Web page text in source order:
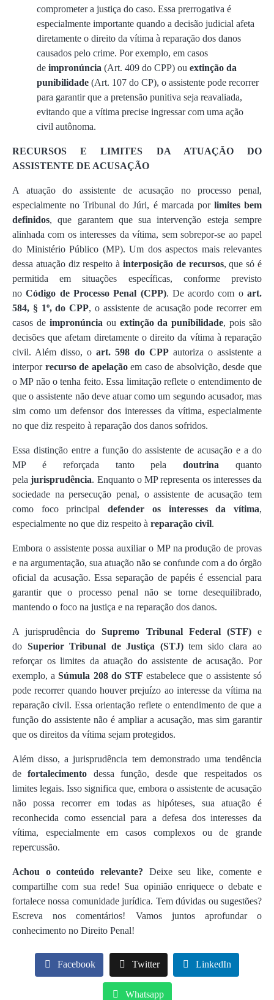
comprometer a justiça do caso. Essa prerrogativa é
especialmente importante quando a decisão judicial afeta
diretamente o direito da vítima à reparação dos danos
causados pelo crime. Por exemplo, em casos
de impronúncia (Art. 409 do CPP) ou extinção da
punibilidade (Art. 107 do CP), o assistente pode recorrer
para garantir que a pretensão punitiva seja reavaliada,
evitando que a vítima precise ingressar com uma ação
civil autônoma.
RECURSOS E LIMITES DA ATUAÇÃO DO
ASSISTENTE DE ACUSAÇÃO
A atuação do assistente de acusação no processo penal,
especialmente no Tribunal do Júri, é marcada por limites bem
definidos, que garantem que sua intervenção esteja sempre
alinhada com os interesses da vítima, sem sobrepor-se ao papel
do Ministério Público (MP). Um dos aspectos mais relevantes
dessa atuação diz respeito à interposição de recursos, que só é
permitida em situações específicas, conforme previsto
noCódigo de Processo Penal (CPP). De acordo com oart.
584, § 1º, do CPP, o assistente de acusação pode recorrer em
casos de impronúncia ou extinção da punibilidade, pois são
decisões que afetam diretamente o direito da vítima à reparação
civil. Além disso, oart. 598 do CPPautoriza o assistente a
interpor recurso de apelaçãoem caso de absolvição, desde que
o MP não o tenha feito. Essa limitação reflete o entendimento de
que o assistente não deve atuar como um segundo acusador, mas
sim como um defensor dos interesses da vítima, especialmente
no que diz respeito à reparação dos danos sofridos.
Essa distinção entre a função do assistente de acusação e a do
MP é reforçada tanto peladoutrina quanto
pelajurisprudência. Enquanto o MP representa os interesses da
sociedade na persecução penal, o assistente de acusação tem
como foco principaldefender os interesses da vítima,
especialmente no que diz respeito à reparação civil.
Embora o assistente possa auxiliar o MP na produção de provas
e na argumentação, sua atuação não se confunde com a do órgão
oficial da acusação. Essa separação de papéis é essencial para
garantir que o processo penal não se torne desequilibrado,
mantendo o foco na justiça e na reparação dos danos.
A jurisprudência doSupremo Tribunal Federal (STF)e
do Superior Tribunal de Justiça (STJ)tem sido clara ao
reforçar os limites da atuação do assistente de acusação. Por
exemplo, aSúmula 208 do STF estabelece que o assistente só
pode recorrer quando houver prejuízo ao interesse da vítima na
reparação civil. Essa orientação reflete o entendimento de que a
função do assistente não é ampliar a acusação, mas sim garantir
que os direitos da vítima sejam protegidos.
Além disso, a jurisprudência tem demonstrado uma tendência
defortalecimento dessa função, desde que respeitados os
limites legais. Isso significa que, embora o assistente de acusação
não possa recorrer em todas as hipóteses, sua atuação é
reconhecida como essencial para a defesa dos interesses da
vítima, especialmente em casos complexos ou de grande
repercussão.
Achou o conteúdo relevante? Deixe seu like, comente e
compartilhe com sua rede! Sua opinião enriquece o debate e
fortalece nossa comunidade jurídica. Tem dúvidas ou sugestões?
Escreva nos comentários! Vamos juntos aprofundar o
conhecimento no Direito Penal!
Facebook Twitter LinkedIn
Whatsapp